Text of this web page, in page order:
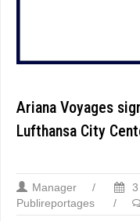
Ariana Voyages
Lufthansa City
Manager /
Publireportages
/